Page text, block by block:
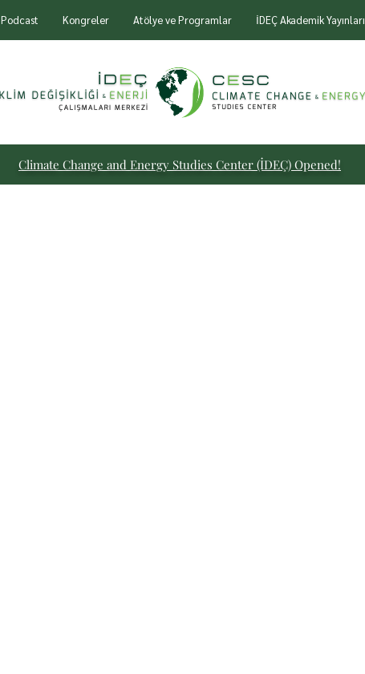
Podcast Kongreler Atölye ve Programlar İDEÇ Akademik Yayınları
Climate Change and Energy Studies Center (İDEÇ) Opened!